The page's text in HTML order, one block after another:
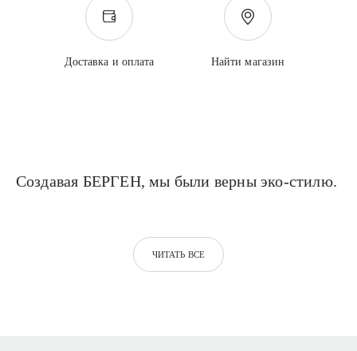
Доставка и оплата Найти магазин
Создавая БЕРГЕН, мы были верны эко-стилю.
ЧИТАТЬ ВСЕ